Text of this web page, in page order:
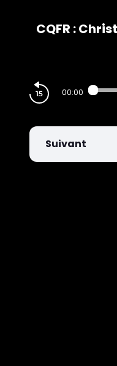
CQFR :
00:00
Suivant